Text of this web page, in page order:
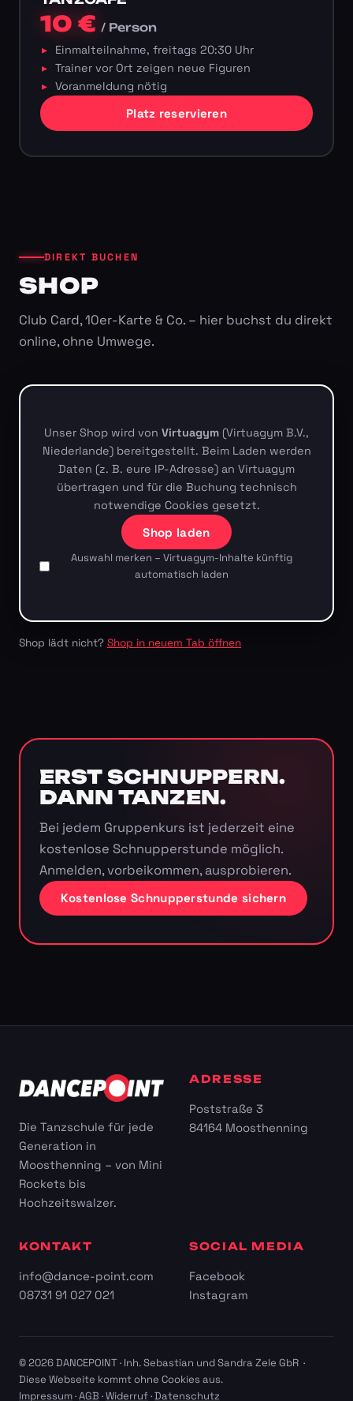
10 €/ Person
Einmalteilnahme, freitags 20:30 Uhr
Trainer vor Ort zeigen neue Figuren
Voranmeldung nötig
Platz reservieren
DIREKT BUCHEN
SHOP
Club Card, 10er-Karte & Co. – hier buchst du direkt
online, ohne Umwege.
Unser Shop wird von Virtuagym (Virtuagym B.V.,
Niederlande) bereitgestellt. Beim Laden werden
Daten (z. B. eure IP-Adresse) an Virtuagym
übertragen und für die Buchung technisch
notwendige Cookies gesetzt.
Shop laden
Auswahl merken – Virtuagym-Inhalte künftig
automatisch laden
Shop lädt nicht? Shop in neuem Tab öffnen
ERST SCHNUPPERN.
DANN TANZEN.
Bei jedem Gruppenkurs ist jederzeit eine
kostenlose Schnupperstunde möglich.
Anmelden, vorbeikommen, ausprobieren.
Kostenlose Schnupperstunde sichern
Die Tanzschule für jede
Generation in
Moosthenning – von Mini
Rockets bis
Hochzeitswalzer.
ADRESSE
Poststraße 3
84164 Moosthenning
KONTAKT
info@dance-point.com
08731 91 027 021
SOCIAL MEDIA
Facebook
Instagram
© 2026 DANCEPOINT · Inh. Sebastian und Sandra Zele GbR ·
Diese Webseite kommt ohne Cookies aus.
Impressum·AGB ·Widerruf·Datenschutz